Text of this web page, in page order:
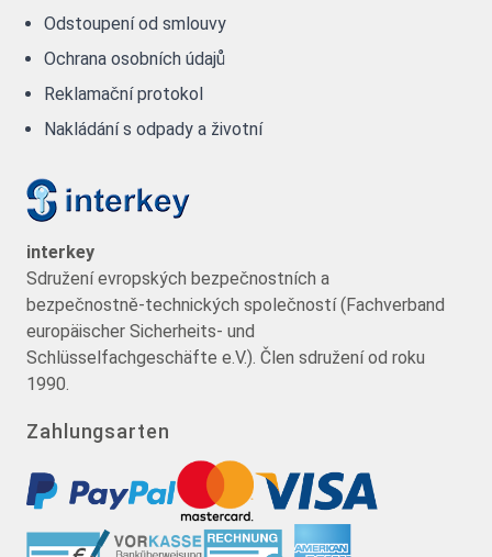
Odstoupení od smlouvy
Ochrana osobních údajů
Reklamační protokol
Nakládání s odpady a životní
interkey
Sdružení evropských bezpečnostních a
bezpečnostně-technických společností (Fachverband
europäischer Sicherheits- und
Schlüsselfachgeschäfte e.V.). Člen sdružení od roku
1990.
Zahlungsarten